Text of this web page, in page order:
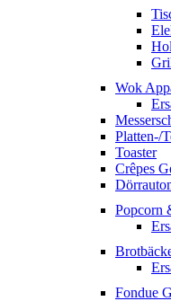
Wok
Platten-/
Toaster
Crêpes
Popcorn
Fondue